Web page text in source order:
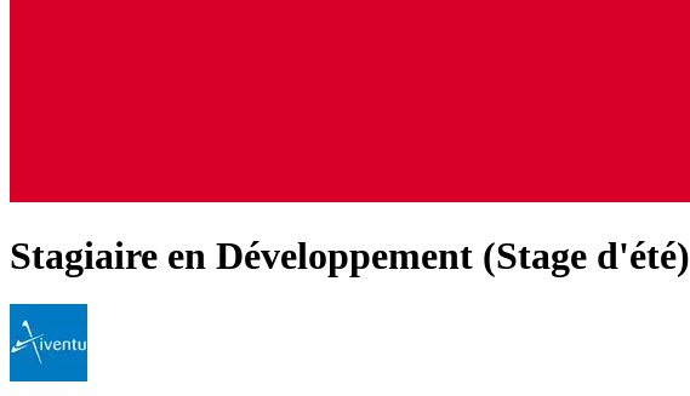
Stagiaire en Développement (Stage d'été)